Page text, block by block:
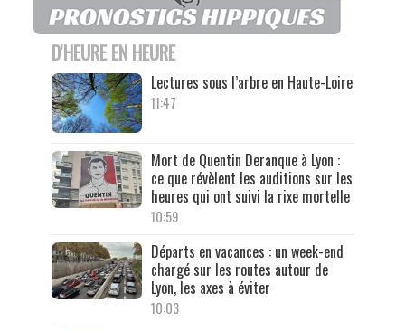
D'HEURE EN HEURE
Lectures sous l’arbre en Haute-Loire
11:47
Mort de Quentin Deranque à Lyon :
ce que révèlent les auditions sur les
heures qui ont suivi la rixe mortelle
10:59
Départs en vacances : un week-end
chargé sur les routes autour de
Lyon, les axes à éviter
10:03